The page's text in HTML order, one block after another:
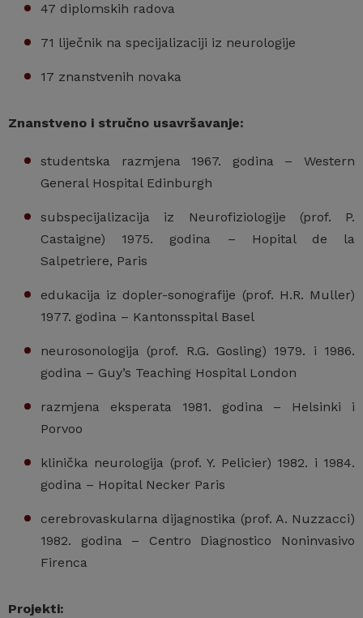
47 diplomskih radova
71 liječnik na specijalizaciji iz neurologije
17 znanstvenih novaka
Znanstveno i stručno usavršavanje:
studentska razmjena 1967. godina – Western
General Hospital Edinburgh
subspecijalizacija iz Neurofiziologije (prof. P.
Castaigne) 1975. godina – Hopital de la
Salpetriere, Paris
edukacija iz dopler-sonografije (prof. H.R. Muller)
1977. godina – Kantonsspital Basel
neurosonologija (prof. R.G. Gosling) 1979. i 1986.
godina – Guy’s Teaching Hospital London
razmjena eksperata 1981. godina – Helsinki i
Porvoo
klinička neurologija (prof. Y. Pelicier) 1982. i 1984.
godina – Hopital Necker Paris
cerebrovaskularna dijagnostika (prof. A. Nuzzacci)
1982. godina – Centro Diagnostico Noninvasivo
Firenca
Projekti: